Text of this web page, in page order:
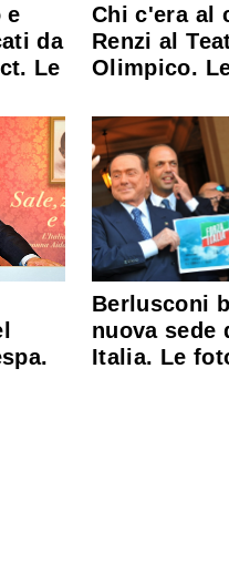
e
da
Le
Chi c'era al
Renzi al
Olimpico.
Berlusconi
nuova sede
Italia. Le